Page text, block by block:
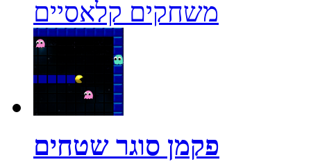
משחקים קלאסיים
פקמן סוגר שטחים